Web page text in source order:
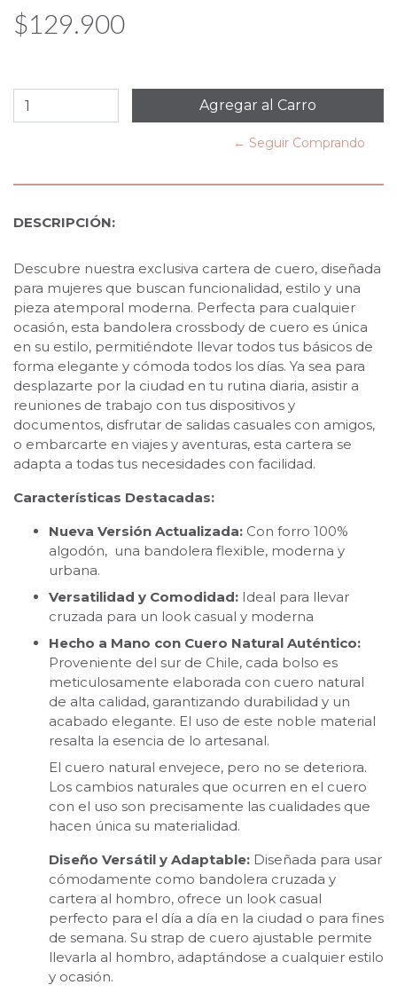
$129.900
← Seguir Comprando
DESCRIPCIÓN:
Descubre nuestra exclusiva cartera de cuero, diseñada
para mujeres que buscan funcionalidad, estilo y una
pieza atemporal moderna. Perfecta para cualquier
ocasión, esta bandolera crossbody de cuero es única
en su estilo, permitiéndote llevar todos tus básicos de
forma elegante y cómoda todos los días. Ya sea para
desplazarte por la ciudad en tu rutina diaria, asistir a
reuniones de trabajo con tus dispositivos y
documentos, disfrutar de salidas casuales con amigos,
o embarcarte en viajes y aventuras, esta cartera se
adapta a todas tus necesidades con facilidad.
Características Destacadas:
Nueva Versión Actualizada: Con forro 100%
algodón, una bandolera flexible, moderna y
urbana.
Versatilidad y Comodidad: Ideal para llevar
cruzada para un look casual y moderna
Hecho a Mano con Cuero Natural Auténtico:
Proveniente del sur de Chile, cada bolso es
meticulosamente elaborada con cuero natural
de alta calidad, garantizando durabilidad y un
acabado elegante. El uso de este noble material
resalta la esencia de lo artesanal.
El cuero natural envejece, pero no se deteriora.
Los cambios naturales que ocurren en el cuero
con el uso son precisamente las cualidades que
hacen única su materialidad.
Diseño Versátil y Adaptable: Diseñada para usar
cómodamente como bandolera cruzada y
cartera al hombro, ofrece un look casual
perfecto para el día a día en la ciudad o para fines
de semana. Su strap de cuero ajustable permite
llevarla al hombro, adaptándose a cualquier estilo
y ocasión.